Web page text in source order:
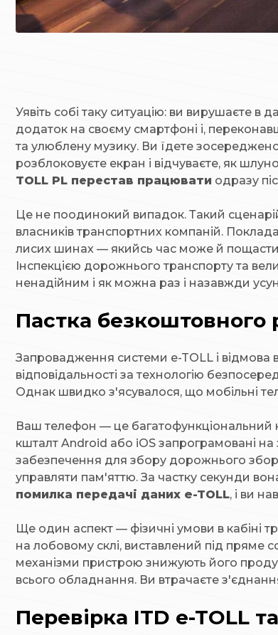
Уявіть собі таку ситуацію: ви вирушаєте в
додаток на своєму смартфоні і,
та улюблену музику. Ви їдете
розблоковуєте екран і відчуваєте, як
TOLL PL перестав працювати одразу
Це не поодинокий випадок. Такий
власників транспортних компаній.
лисих шинах — якийсь час може й
Інспекцією дорожнього транспорту та
ненадійним і як можна раз і назавжди
Пастка безкоштовного
Запровадження системи e-TOLL і відмова
відповідальності за технологію
Однак швидко з'ясувалося, що мобільні
Ваш телефон — це багатофункціональний
кшталт Android або iOS запрограмовані
забезпечення для збору дорожнього
управляти пам'яттю. За частку секунди
помилка передачі даних e-TOLL, і ви
Ще один аспект — фізичні умови в кабіні
на лобовому склі, виставлений під пряме
механізми пристрою знижують його
всього обладнання. Ви втрачаєте
Перевірка ITD e-TOLL